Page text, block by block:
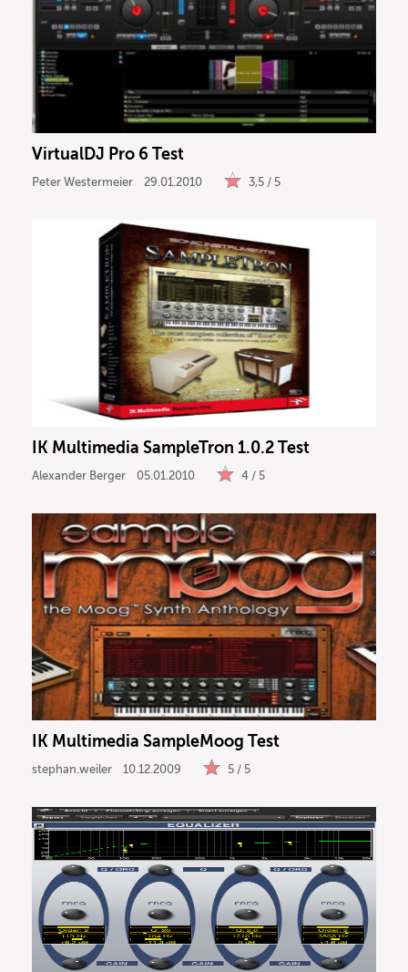
VirtualDJ Pro 6 Test
Peter Westermeier 29.01.2010 3,5 / 5
IK Multimedia SampleTron 1.0.2 Test
Alexander Berger 05.01.2010 4 / 5
IK Multimedia SampleMoog Test
stephan.weiler 10.12.2009 5 / 5